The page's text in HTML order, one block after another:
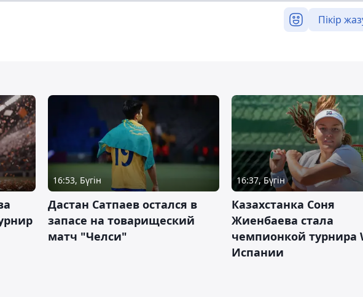
Пікір
16:53, Бүгін
Дастан Сатпаев остался в
запасе на товарищеский
матч "Челси"
16:37, Бүгін
Казахстанка Соня
Жиенбаева стала
чемпионкой турнира
Испании